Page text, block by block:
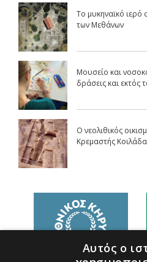
Το μυκηναϊκό ιερό
των Μεθάνων
Μουσείο και
δράσεις και εκτός
Ο νεολιθικός
Κρεμαστής
Αυτός ο